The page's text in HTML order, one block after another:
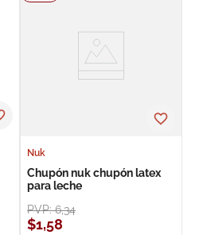
Nuk
Chupón nuk chupón latex
para leche
PVP:6,34
$1,58